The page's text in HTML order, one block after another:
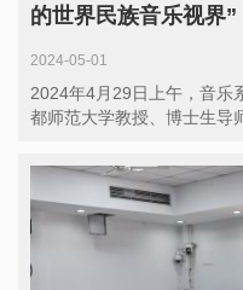
的世界民族音乐视界”
2024-05-01
2024年4月29日上午，音乐
都师范大学教授、博士生导